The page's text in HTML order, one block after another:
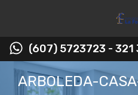
(607) 5723723 - 321
ARBOLEDA-